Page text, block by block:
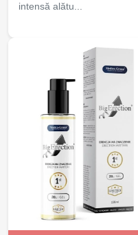
intensă alătu...